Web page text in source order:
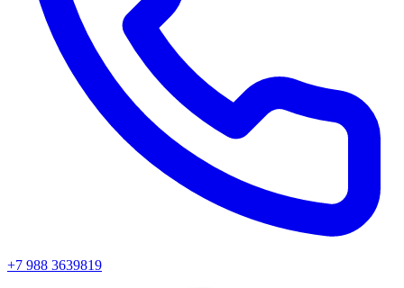
+7 988 3639819